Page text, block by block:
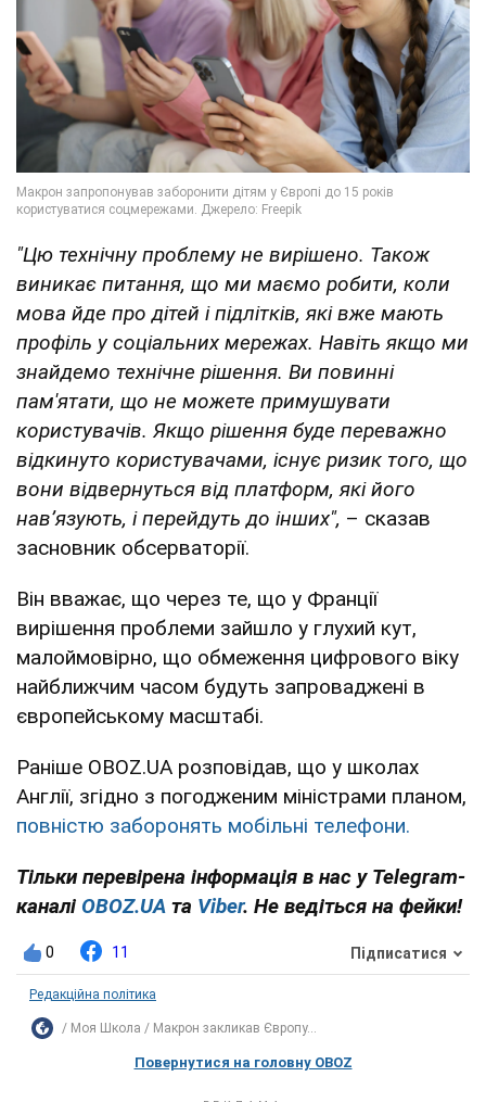
"Цю технічну проблему не вирішено. Також
виникає питання, що ми маємо робити, коли
мова йде про дітей і підлітків, які вже мають
профіль у соціальних мережах. Навіть якщо ми
знайдемо технічне рішення. Ви повинні
пам'ятати, що не можете примушувати
користувачів. Якщо рішення буде переважно
відкинуто користувачами, існує ризик того, що
вони відвернуться від платформ, які його
нав’язують, і перейдуть до інших", – сказав
засновник обсерваторії.
Він вважає, що через те, що у Франції
вирішення проблеми зайшло у глухий кут,
малоймовірно, що обмеження цифрового віку
найближчим часом будуть запроваджені в
європейському масштабі.
Раніше OBOZ.UA розповідав, що у школах
Англії, згідно з погодженим міністрами планом,
повністю заборонять мобільні телефони.
Тільки перевірена інформація в нас у Telegram-
каналі OBOZ.UA та Viber. Не ведіться на фейки!
0 11 Підписатися
Редакційна політика
Моя Школа Макрон закликав Європу...
Повернутися на головну OBOZ